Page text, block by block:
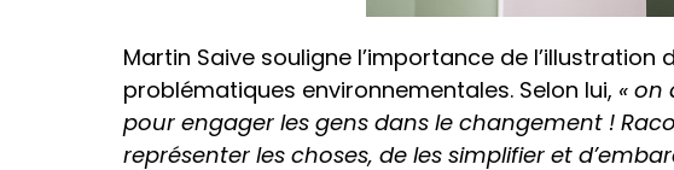
Martin Saive souligne l’importance de
problématiques environnementales. Selon lui, « on
pour engager les gens dans le changement !
représenter les choses, de les simplifier et